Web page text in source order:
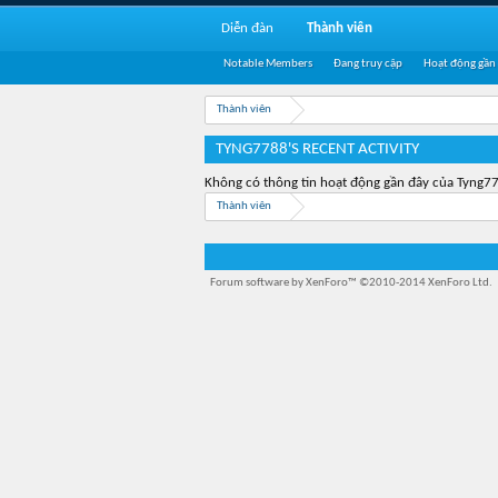
Thành viên
TYNG7788'S RECENT ACTIVITY
Không có thông tin hoạt động gần đây của
Thành viên
Diễn đàn Thành viên
Notable Members Đang truy cập Hoạt động gần
Forum software by XenForo™ ©2010-2014 XenForo Ltd.